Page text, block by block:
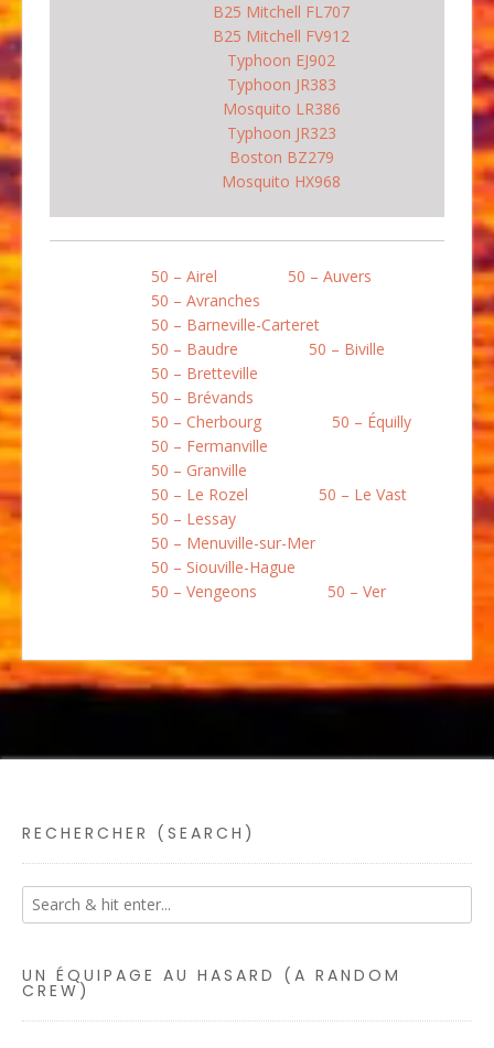
B25 Mitchell FL707
B25 Mitchell FV912
Typhoon EJ902
Typhoon JR383
Mosquito LR386
Typhoon JR323
Boston BZ279
Mosquito HX968
50 – Airel
50 – Auvers
50 – Avranches
50 – Barneville-Carteret
50 – Baudre
50 – Biville
50 – Bretteville
50 – Brévands
50 – Cherbourg
50 – Équilly
50 – Fermanville
50 – Granville
50 – Le Rozel
50 – Le Vast
50 – Lessay
50 – Menuville-sur-Mer
50 – Siouville-Hague
50 – Vengeons
50 – Ver
RECHERCHER (SEARCH)
UN ÉQUIPAGE AU HASARD (A RANDOM
CREW)